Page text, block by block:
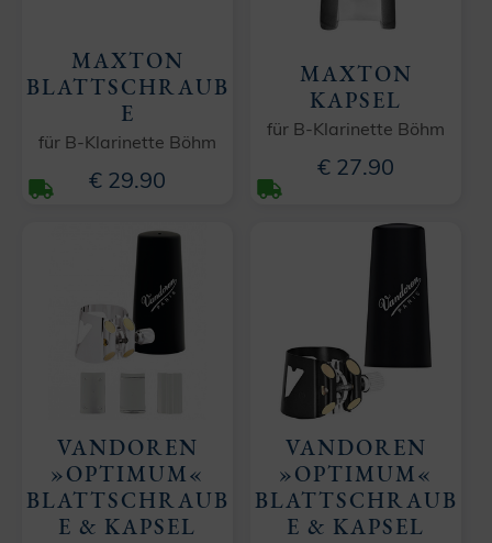
MAXTON
BLATTSCHRAUB
E
für B-Klarinette Böhm
€ 29.90
MAXTON
KAPSEL
für B-Klarinette Böhm
€ 27.90
VANDOREN
»OPTIMUM«
BLATTSCHRAUB
E & KAPSEL
VANDOREN
»OPTIMUM«
BLATTSCHRAUB
E & KAPSEL